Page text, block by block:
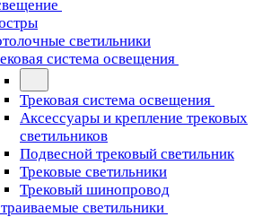
светильники
система освещения
Трековая система освещения
Аксессуары и крепление трековых
светильников
Подвесной трековый светильник
Трековые светильники
Трековый шинопровод
светильники